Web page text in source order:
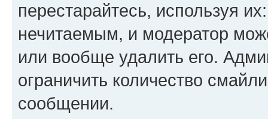
перестарайтесь, используя
нечитаемым, и модератор
или вообще удалить его.
ограничить количество
сообщении.